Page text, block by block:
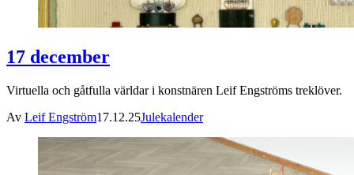
17 december
Virtuella och gåtfulla världar i konstnären Leif Engströms treklöver.
Av Leif Engström17.12.25Julekalender